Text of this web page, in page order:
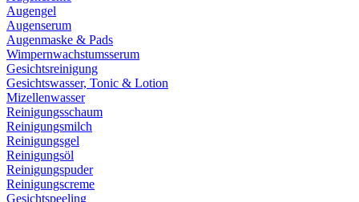
Augengel
Augenserum
Augenmaske & Pads
Wimpernwachstumsserum
Gesichtsreinigung
Gesichtswasser, Tonic & Lotion
Mizellenwasser
Reinigungsschaum
Reinigungsmilch
Reinigungsgel
Reinigungsöl
Reinigungspuder
Reinigungscreme
Gesichtspeeling